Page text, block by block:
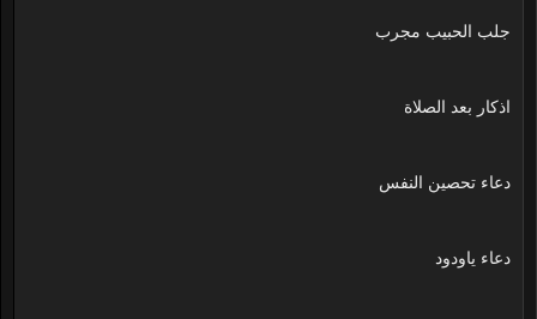
جلب الحبيب مجرب
اذكار بعد الصلاة
دعاء تحصين النفس
دعاء ياودود